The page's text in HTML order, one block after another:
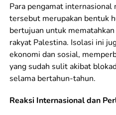
Para pengamat internasional
tersebut merupakan bentuk
bertujuan untuk
rakyat Palestina. Isolasi ini
ekonomi dan sosial,
yang sudah sulit akibat
selama bertahun-tahun.
Reaksi Internasional dan